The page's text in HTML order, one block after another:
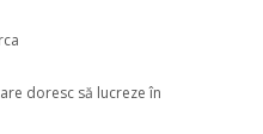
doresc să lucreze în